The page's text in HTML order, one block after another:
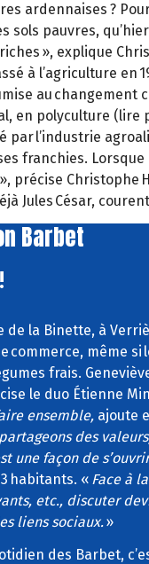
ardennaises ?
sols pauvres,
», explique
à l’agriculture
au
en polyculture
par l’industrie
franchies.
précise
Jules César,
Barbet
de la Binette, à
commerce, même
frais.
le duo Étienne
ensemble, ajoute
des
une façon de
habitants. « Face à
etc., discuter
liens sociaux.»
des Barbet,